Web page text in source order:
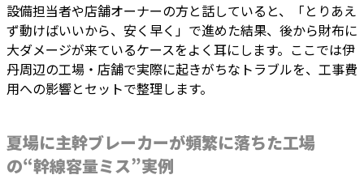
設備担当者や店舗オーナーの方と話していると、「とりあえ
ず動けばいいから、安く早く」で進めた結果、後から財布に
大ダメージが来ているケースをよく耳にします。ここでは伊
丹周辺の工場・店舗で実際に起きがちなトラブルを、工事費
用への影響とセットで整理します。
夏場に主幹ブレーカーが頻繁に落ちた工場
の“幹線容量ミス”実例